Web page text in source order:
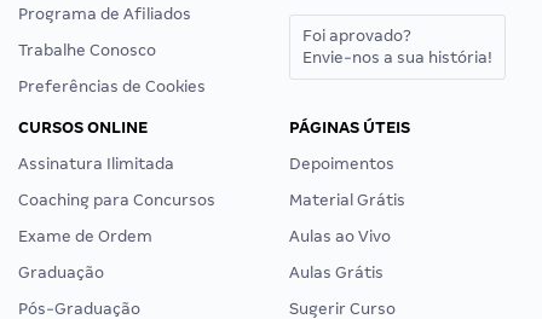
Programa de Afiliados
Trabalhe Conosco
Preferências de Cookies
Foi aprovado?
Envie-nos a sua história!
CURSOS ONLINE
Assinatura Ilimitada
Coaching para Concursos
Exame de Ordem
Graduação
Pós-Graduação
PÁGINAS ÚTEIS
Depoimentos
Material Grátis
Aulas ao Vivo
Aulas Grátis
Sugerir Curso